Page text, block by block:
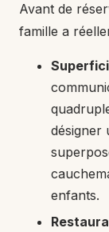
Avant de
famille a
désigner
enfants.